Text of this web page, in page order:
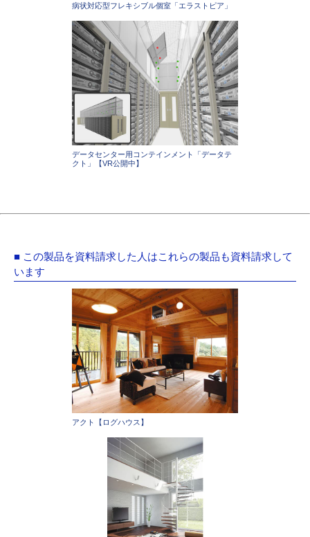
病状対応型フレキシブル個室「エラストピア」
データセンター用コンテインメント「データテ
クト」【VR公開中】
■ この製品を資料請求した人はこれらの製品も資料請求して
います
アクト【ログハウス】